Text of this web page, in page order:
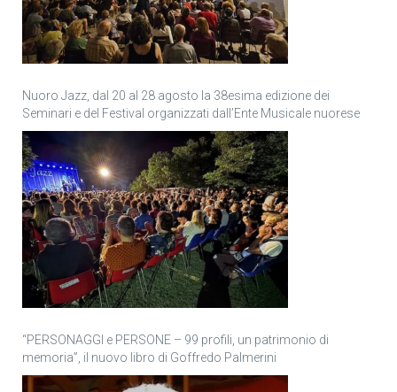
Nuoro Jazz, dal 20 al 28 agosto la 38esima edizione dei
Seminari e del Festival organizzati dall’Ente Musicale nuorese
“PERSONAGGI e PERSONE – 99 profili, un patrimonio di
memoria”, il nuovo libro di Goffredo Palmerini